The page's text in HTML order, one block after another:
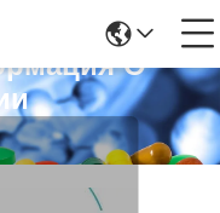
О